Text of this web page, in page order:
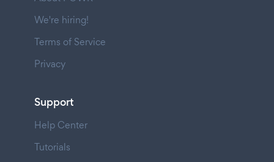
We're hiring!
Terms of Service
Privacy
Support
Help Center
Tutorials